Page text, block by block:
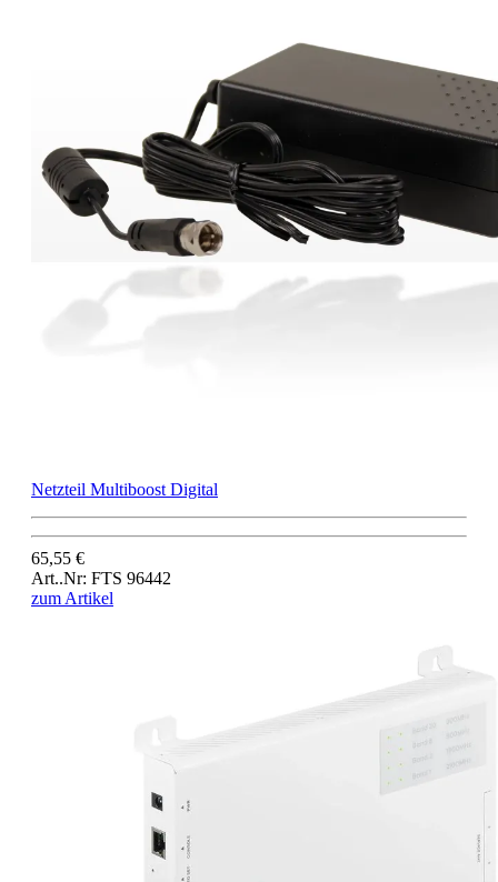
Netzteil Multiboost Digital
65,55 €
Art..Nr: FTS 96442
zum Artikel